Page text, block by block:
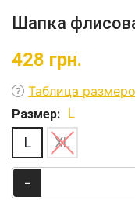
Шапка
428 грн.
Таблица
Размер: L
L XL
-